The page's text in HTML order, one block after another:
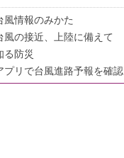
風情報のみかた
風の接近、上陸に備えて
る防災
プリで台風進路予報を確認